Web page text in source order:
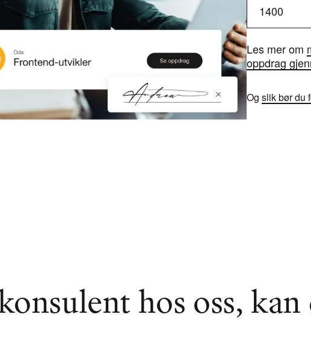
Les mer om
oppdrag
Og slik bør du
hos oss, kan